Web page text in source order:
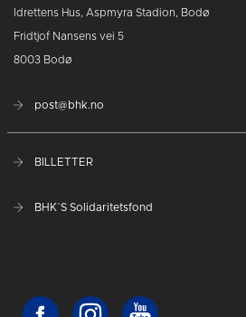
Idrettens Hus, Aspmyra Stadion, Bodø
Fridtjof Nansens vei 5
8003 Bodø
post@bhk.no
BILLETTER
BHK`S Solidaritetsfond